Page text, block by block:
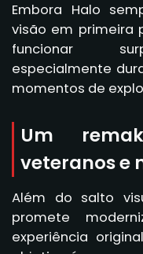
Embora Halo
visão em primeira
funcionar
especialmente
momentos de
Um
veteranos e
Além do salto
promete
experiência